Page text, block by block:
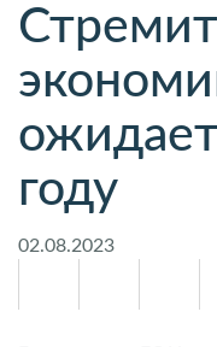
году
02.08.2023